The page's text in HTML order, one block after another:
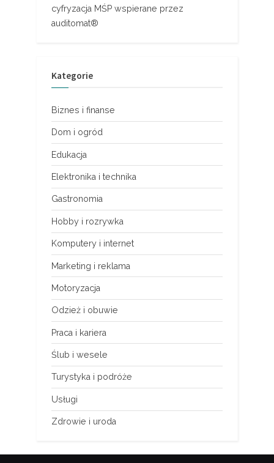
cyfryzacja MŚP wspierane przez
auditomat®
Kategorie
Biznes i finanse
Dom i ogród
Edukacja
Elektronika i technika
Gastronomia
Hobby i rozrywka
Komputery i internet
Marketing i reklama
Motoryzacja
Odzież i obuwie
Praca i kariera
Ślub i wesele
Turystyka i podróże
Usługi
Zdrowie i uroda